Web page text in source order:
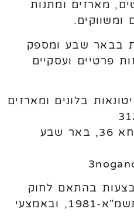
מארזים ומתנות
ומשווקים.
בבאר שבע ומספק
פרטיים ועסקיים
בלונים ומארזים
בהתאם לחוק
הגנת הצרכן בישראל, תשמ"א-1981, ובאמצעי